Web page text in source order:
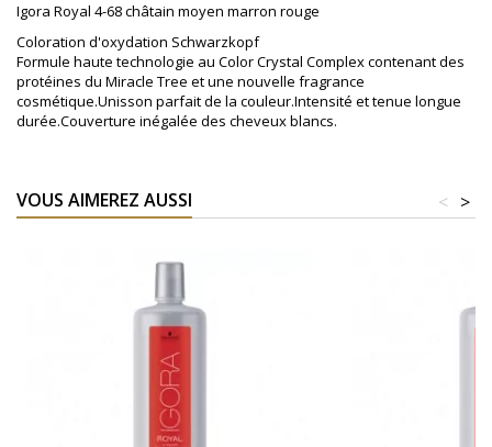
Igora Royal 4-68 châtain moyen marron rouge
Coloration d'oxydation Schwarzkopf
Formule haute technologie au Color Crystal Complex contenant des
protéines du Miracle Tree et une nouvelle fragrance
cosmétique.Unisson parfait de la couleur.Intensité et tenue longue
durée.Couverture inégalée des cheveux blancs.
VOUS AIMEREZ AUSSI >
<